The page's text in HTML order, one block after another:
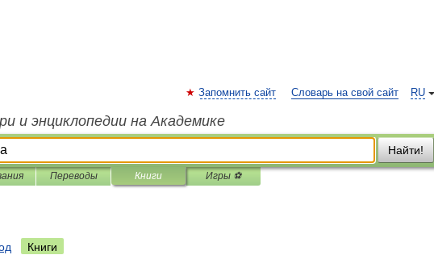
RU
Запомнить сайт Словарь на свой сайт
и энциклопедии на Академике
Найти!
Переводы Книги Игры ⚽
Книги